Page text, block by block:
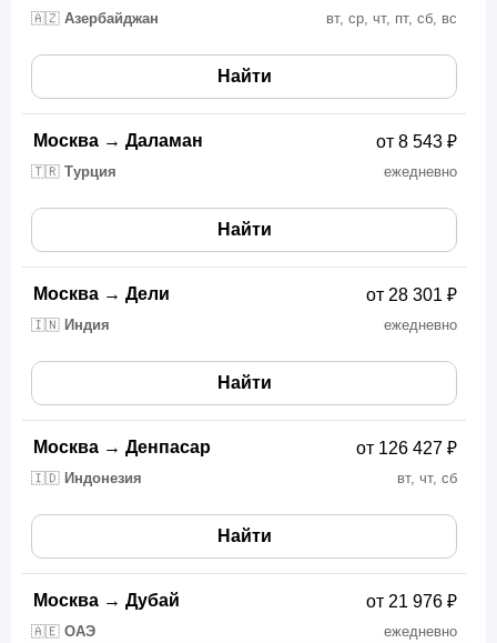
🇦🇿 Азербайджан вт, ср, чт, пт, сб, вс
Найти
Москва → Даламан
🇹🇷 Турция ежедневно
от 8 543 ₽
Найти
Москва → Дели
🇮🇳 Индия ежедневно
от 28 301 ₽
Найти
Москва → Денпасар
🇮🇩 Индонезия вт, чт, сб
от 126 427 ₽
Найти
Москва → Дубай
🇦🇪 ОАЭ ежедневно
от 21 976 ₽